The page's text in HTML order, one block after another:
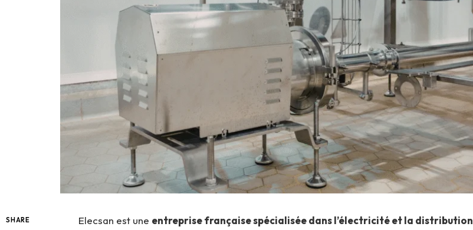
SHARE Elecsan est une entreprise française spécialisée dans l’électricité et la distribution